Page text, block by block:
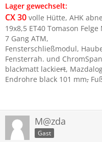
Lager gewechselt:
CX 30 volle Hütte, AHK
19x8,5 ET40 Tomason
7 Gang ATM,
Fensterschließmodul,
Fensterrah. und
blackmatt lackiert,
Endrohre black 101 mm,
M@zda
Gast